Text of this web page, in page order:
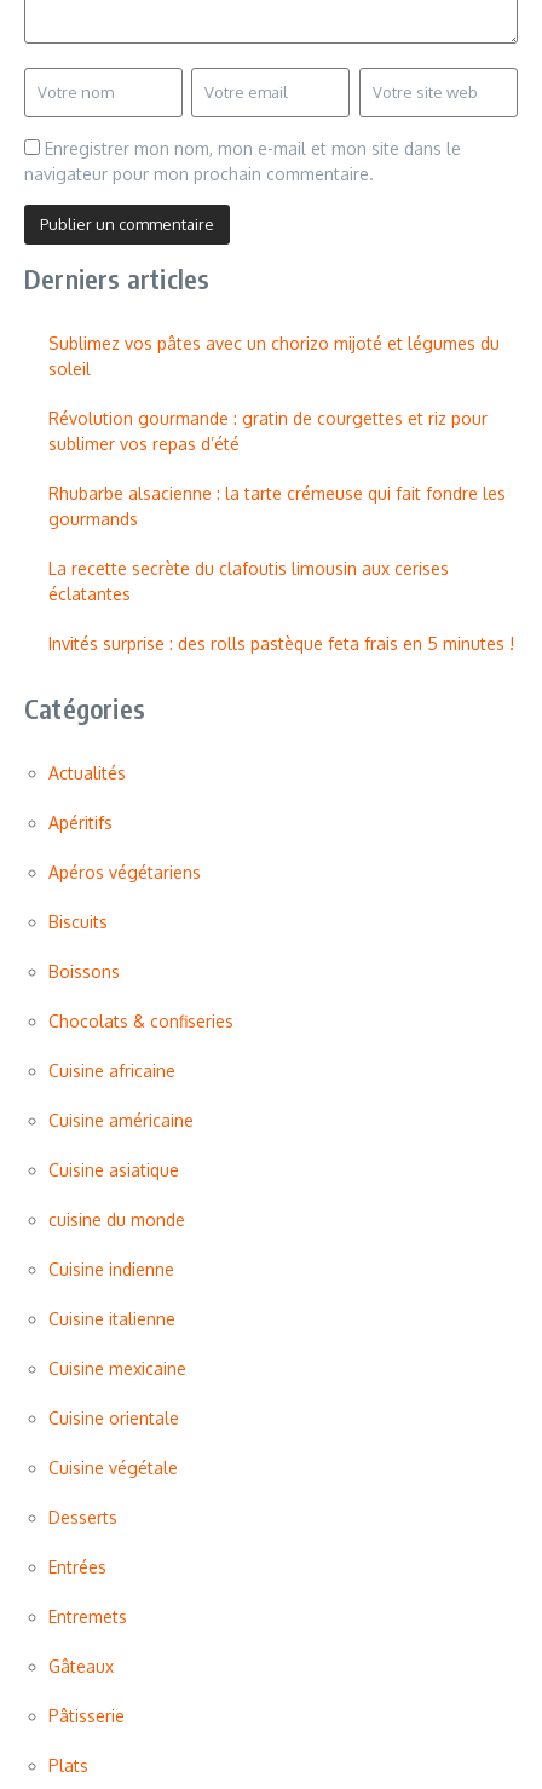
Enregistrer mon nom, mon e-mail et mon site dans le
navigateur pour mon prochain commentaire.
Derniers articles
Sublimez vos pâtes avec un chorizo mijoté et légumes du
soleil
Révolution gourmande : gratin de courgettes et riz pour
sublimer vos repas d’été
Rhubarbe alsacienne : la tarte crémeuse qui fait fondre les
gourmands
La recette secrète du clafoutis limousin aux cerises
éclatantes
Invités surprise : des rolls pastèque feta frais en 5 minutes !
Catégories
Actualités
Apéritifs
Apéros végétariens
Biscuits
Boissons
Chocolats & confiseries
Cuisine africaine
Cuisine américaine
Cuisine asiatique
cuisine du monde
Cuisine indienne
Cuisine italienne
Cuisine mexicaine
Cuisine orientale
Cuisine végétale
Desserts
Entrées
Entremets
Gâteaux
Pâtisserie
Plats